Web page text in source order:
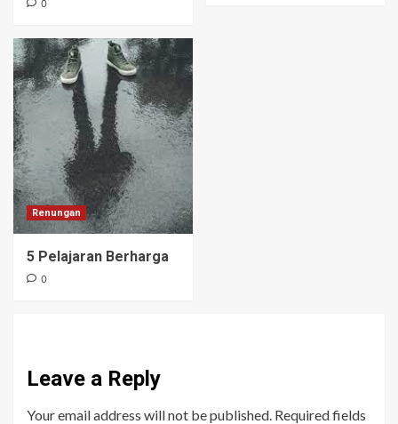
0
Renungan
5 Pelajaran Berharga
0
Leave a Reply
Your email address will not be published. Required fields